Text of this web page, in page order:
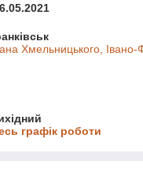
Хмельницького, Івано-
графік роботи